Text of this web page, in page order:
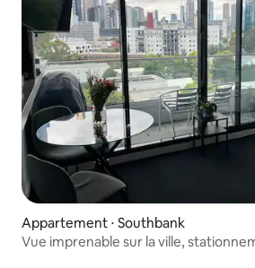
Appartement ⋅ Southbank
Vue imprenable sur la ville,